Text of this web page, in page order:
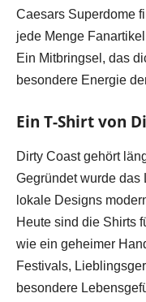
Caesars Superdome
jede Menge
Ein Mitbringsel, das
besondere Energie
Ein T-Shirt von
Dirty Coast gehört
Gegründet wurde das
lokale Designs
Heute sind die Shirts
wie ein geheimer
Festivals,
besondere